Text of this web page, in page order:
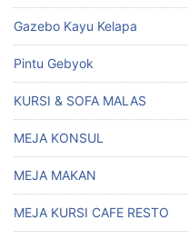
Gazebo Kayu Kelapa
Pintu Gebyok
KURSI & SOFA MALAS
MEJA KONSUL
MEJA MAKAN
MEJA KURSI CAFE RESTO